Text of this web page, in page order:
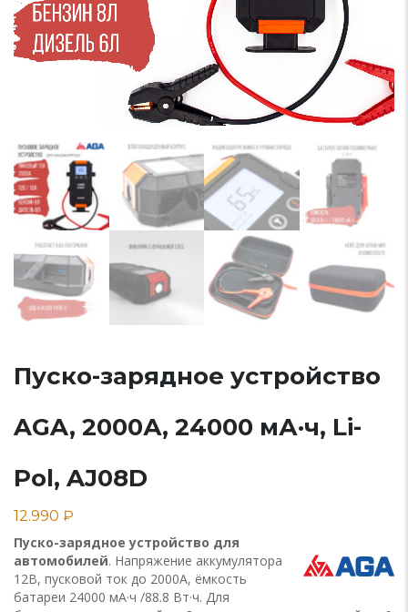
Пуско-зарядное устройство
AGA, 2000А, 24000 мА·ч, Li-
Pol, AJ08D
12.990 ₽
Пуско-зарядное устройство для
автомобилей. Напряжение аккумулятора
12В, пусковой ток до 2000А, ёмкость
батареи 24000 мА·ч /88.8 Вт·ч. Для